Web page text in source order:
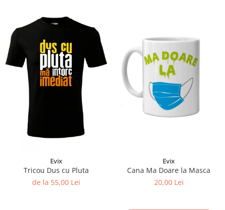
Evix
Tricou Dus cu Pluta
de la 55,00 Lei
Evix
Cana Ma Doare la Masca
20,00 Lei